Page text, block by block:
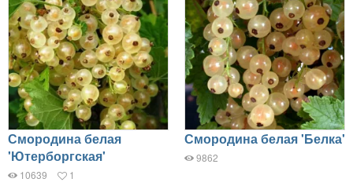
Смородина белая
'Ютерборгская'
10639 1
Смородина белая 'Белка'
9862